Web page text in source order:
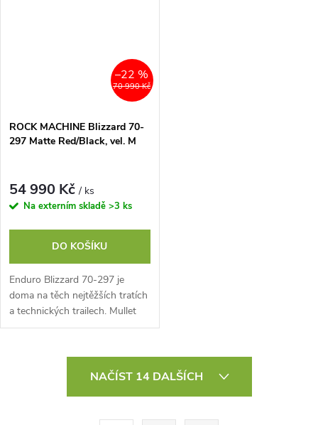
70 990 Kč
–22 %
ROCK MACHINE Blizzard 70-
297 Matte Red/Black, vel. M
54 990 Kč/ ks
Na externím skladě >3 ks
DO KOŠÍKU
Enduro Blizzard 70-297 je
doma na těch nejtěžších tratích
a technických trailech. Mullet
set up 29 a 27,5“, podvozek
NAČÍST 14 DALŠÍCH